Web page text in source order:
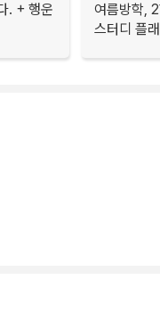
. + 행운
여름방학,
스터디 플